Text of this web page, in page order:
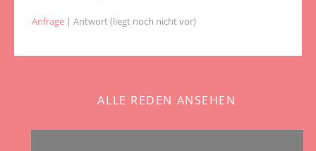
Anfrage | Antwort (liegt noch nicht vor)
ALLE REDEN ANSEHEN